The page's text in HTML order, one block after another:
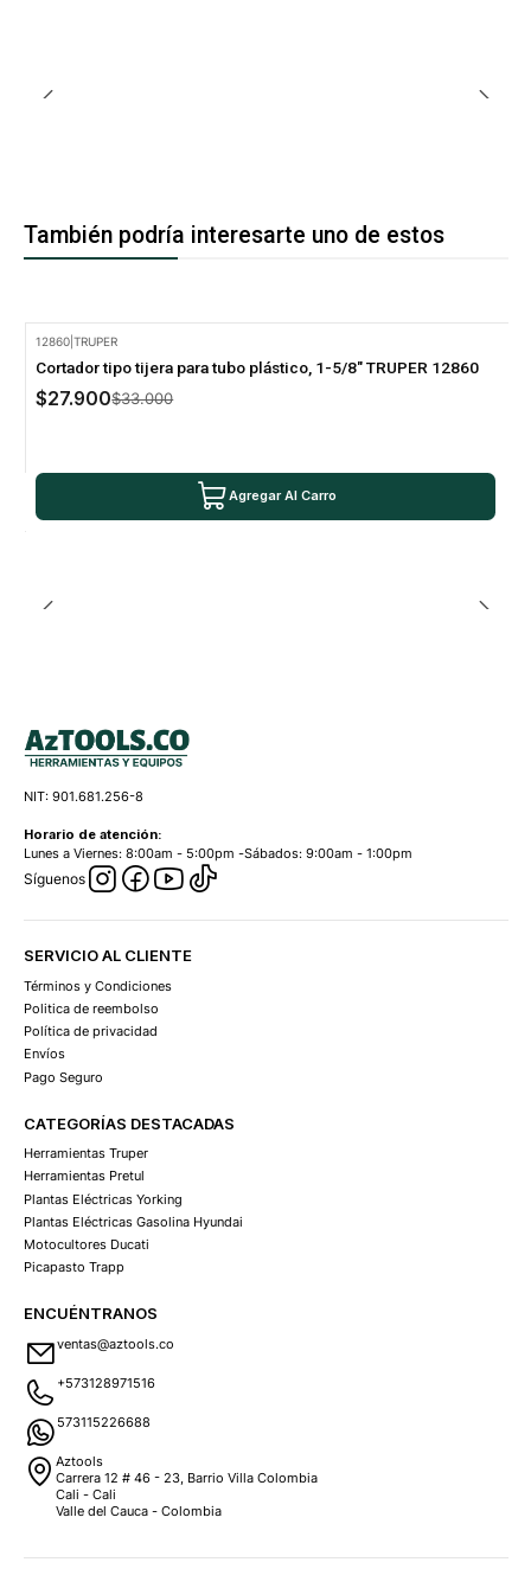
También podría interesarte uno de estos
12860 |TRUPER
Cortador tipo tijera para tubo plástico, 1-5/8" TRUPER 12860
$27.900$33.000
Agregar Al Carro
NIT: 901.681.256-8
Horario de atención:
Lunes a Viernes: 8:00am - 5:00pm -Sábados: 9:00am - 1:00pm
Síguenos
SERVICIO AL CLIENTE
Términos y Condiciones
Politica de reembolso
Política de privacidad
Envíos
Pago Seguro
CATEGORÍAS DESTACADAS
Herramientas Truper
Herramientas Pretul
Plantas Eléctricas Yorking
Plantas Eléctricas Gasolina Hyundai
Motocultores Ducati
Picapasto Trapp
ENCUÉNTRANOS
ventas@aztools.co
+573128971516
573115226688
Aztools
Carrera 12 # 46 - 23, Barrio Villa Colombia
Cali - Cali
Valle del Cauca - Colombia